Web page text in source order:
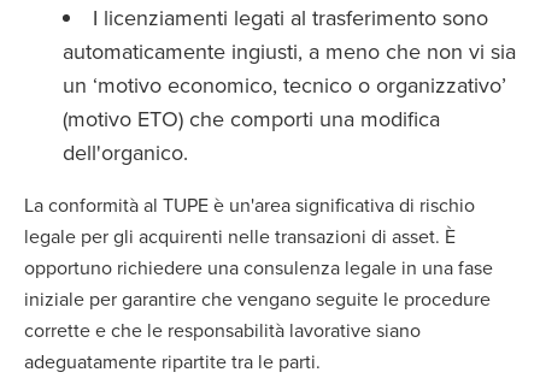
I licenziamenti legati al trasferimento sono
automaticamente ingiusti, a meno che non vi sia
un ‘motivo economico, tecnico o organizzativo’
(motivo ETO) che comporti una modifica
dell'organico.
La conformità al TUPE è un'area significativa di rischio
legale per gli acquirenti nelle transazioni di asset. È
opportuno richiedere una consulenza legale in una fase
iniziale per garantire che vengano seguite le procedure
corrette e che le responsabilità lavorative siano
adeguatamente ripartite tra le parti.